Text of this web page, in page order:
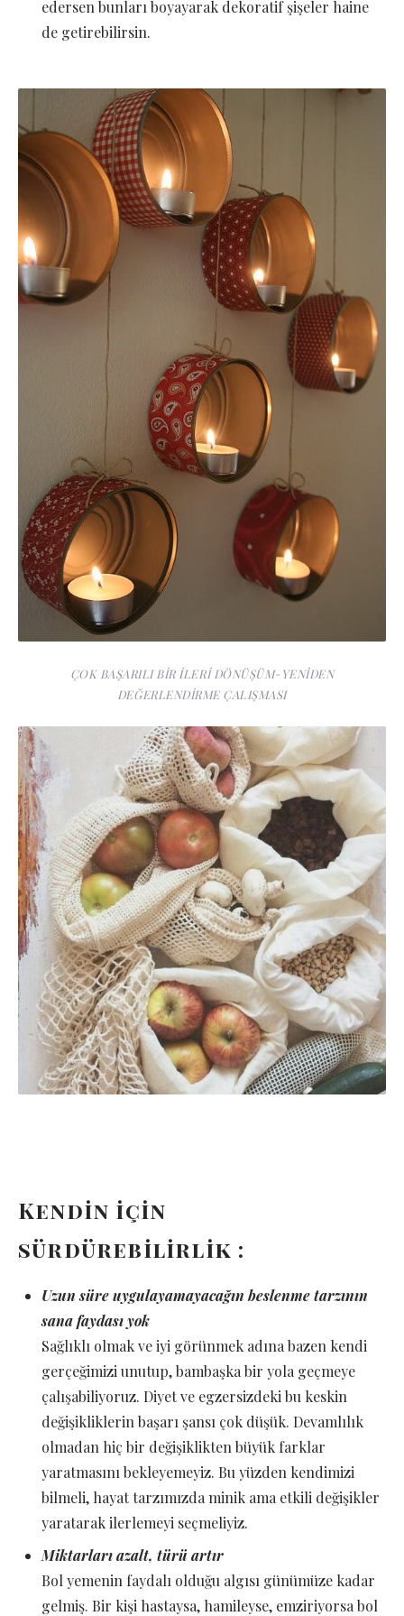
edersen bunları boyayarak dekoratif şişeler haine
de getirebilirsin.
ÇOK BAŞARILI BİR İLERİ DÖNÜŞÜM-YENİDEN
DEĞERLENDİRME ÇALIŞMASI
Kendin için
sürdürebilirlik :
Uzun süre uygulayamayacağın beslenme tarzının
sana faydası yok
Sağlıklı olmak ve iyi görünmek adına bazen kendi
gerçeğimizi unutup, bambaşka bir yola geçmeye
çalışabiliyoruz. Diyet ve egzersizdeki bu keskin
değişikliklerin başarı şansı çok düşük. Devamlılık
olmadan hiç bir değişiklikten büyük farklar
yaratmasını bekleyemeyiz. Bu yüzden kendimizi
bilmeli, hayat tarzımızda minik ama etkili değişikler
yaratarak ilerlemeyi seçmeliyiz.
Miktarları azalt, türü artır
Bol yemenin faydalı olduğu algısı günümüze kadar
gelmiş. Bir kişi hastaysa, hamileyse, emziriyorsa bol